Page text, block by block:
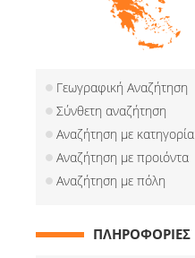
Γεωγραφική Αναζήτηση
Σύνθετη αναζήτηση
Αναζήτηση με κατηγορία
Αναζήτηση με προιόντα
Αναζήτηση με πόλη
ΠΛΗΡΟΦΟΡΙΕΣ